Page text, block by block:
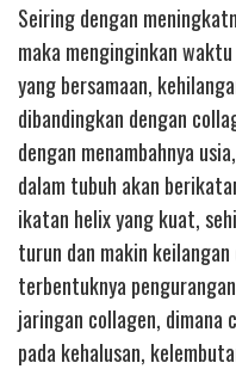
Seiring dengan
maka menginginkan
yang bersamaan,
dibandingkan dengan
dengan menambahnya
dalam tubuh akan
ikatan helix yang kuat,
turun dan makin
terbentuknya
jaringan collagen,
pada kehalusan,